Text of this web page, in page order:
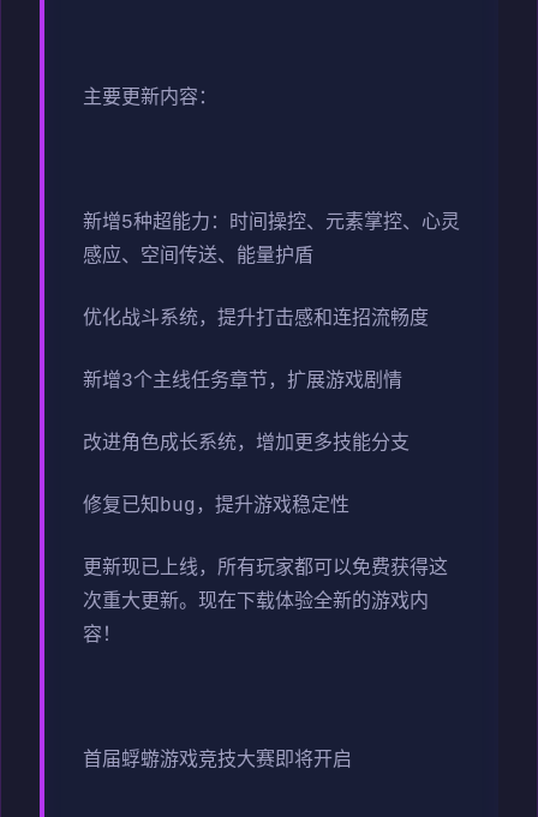
主要更新内容：
新增5种超能力：时间操控、元素掌控、心灵
感应、空间传送、能量护盾
优化战斗系统，提升打击感和连招流畅度
新增3个主线任务章节，扩展游戏剧情
改进角色成长系统，增加更多技能分支
修复已知bug，提升游戏稳定性
更新现已上线，所有玩家都可以免费获得这
次重大更新。现在下载体验全新的游戏内
容！
首届蜉蝣游戏竞技大赛即将开启